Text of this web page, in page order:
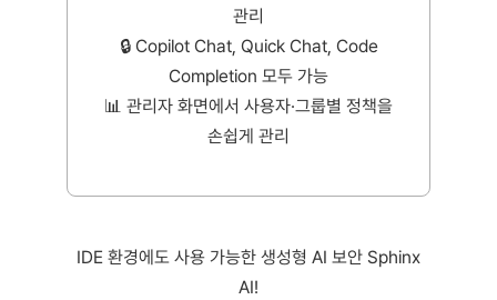
관리
🔒 Copilot Chat, Quick Chat, Code
Completion 모두 가능
📊 관리자 화면에서 사용자·그룹별 정책을
손쉽게 관리
IDE 환경에도 사용 가능한 생성형 AI 보안 Sphinx
AI!